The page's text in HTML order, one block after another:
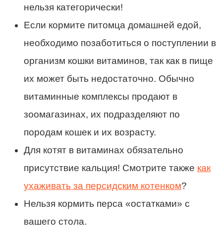
нельзя категорически!
Если кормите питомца домашней едой,
необходимо позаботиться о поступлении в
организм кошки витаминов, так как в пище
их может быть недостаточно. Обычно
витаминные комплексы продают в
зоомагазинах, их подразделяют по
породам кошек и их возрасту.
Для котят в витаминах обязательно
присутствие кальция! Смотрите также как
ухаживать за персидским котенком?
Нельзя кормить перса «остатками» с
вашего стола.